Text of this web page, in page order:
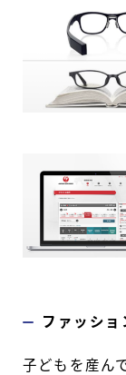
ファッショ
子どもを産ん